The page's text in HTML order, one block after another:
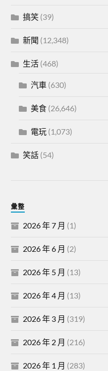
搞笑 (39)
新聞 (12,348)
生活 (468)
汽車 (630)
美食 (26,646)
電玩 (1,073)
笑話 (54)
彙整
2026 年 7 月 (1)
2026 年 6 月 (2)
2026 年 5 月 (13)
2026 年 4 月 (13)
2026 年 3 月 (319)
2026 年 2 月 (216)
2026 年 1 月 (283)